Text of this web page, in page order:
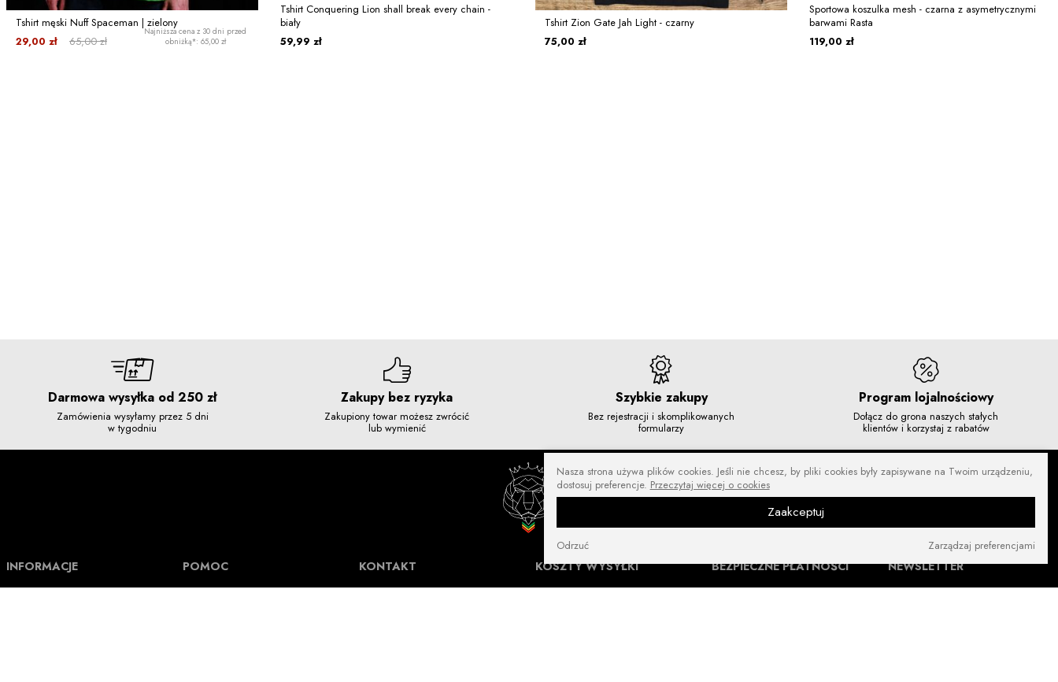
Tshirt męski Nuff Spaceman | zielony
65,00 zł
29,00 zł
Najniższa cena z 30 dni przed
obniżką*: 65,00 zł
Tshirt Conquering Lion shall break every chain -
biały
59,99 zł
Tshirt Zion Gate Jah Light - czarny
75,00 zł
Sportowa koszulka mesh - czarna z asymetrycznymi
barwami Rasta
119,00 zł
Darmowa wysyłka od 250 zł
Zamówienia wysyłamy przez 5 dni
w tygodniu
Zakupy bez ryzyka
Zakupiony towar możesz zwrócić
lub wymienić
Szybkie zakupy
Bez rejestracji i skomplikowanych
formularzy
Program lojalnościowy
Dołącz do grona naszych stałych
klientów i korzystaj z rabatów
INFORMACJE POMOC KONTAKT KOSZTY WYSYŁKI BEZPIECZNE PŁATNOŚCI NEWSLETTER
Nasza strona używa plików cookies. Jeśli nie chcesz, by pliki cookies były zapisywane na Twoim urządzeniu,
dostosuj preferencje. Przeczytaj więcej o cookies
Zaakceptuj
Zarządzaj preferencjami
Odrzuć